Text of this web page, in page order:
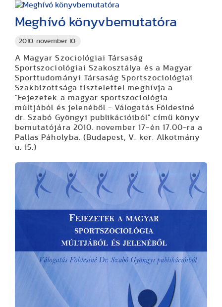
2010. november 10.
Meghívó könyvbemutatóra
A Magyar Szociológiai Társaság
Sportszociológiai Szakosztálya és a Magyar
Sporttudományi Társaság Sportszociológiai
Szakbizottsága tisztelettel meghívja a
"Fejezetek a magyar sportszociológia
múltjából és jelenéből - Válogatás Földesiné
dr. Szabó Gyöngyi publikációiból" című könyv
bemutatójára 2010. november 17-én 17.00-ra a
Pallas Páholyba. (Budapest, V. ker. Alkotmány
u. 15.)